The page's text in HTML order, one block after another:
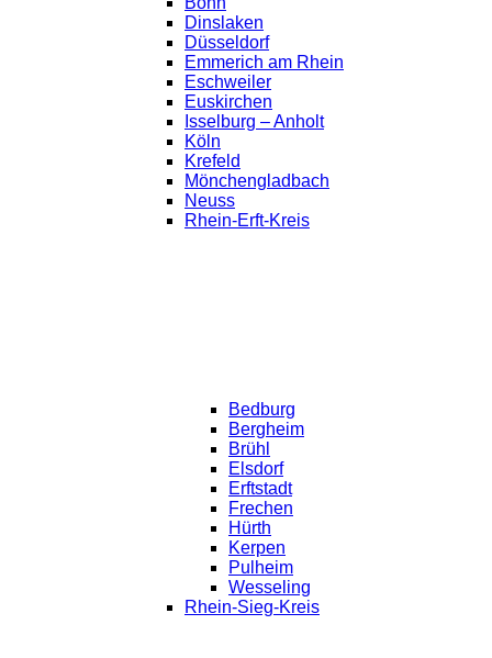
Dinslaken
Düsseldorf
Emmerich am Rhein
Eschweiler
Euskirchen
Isselburg – Anholt
Köln
Krefeld
Mönchengladbach
Neuss
Rhein-Erft-Kreis
Bedburg
Bergheim
Brühl
Elsdorf
Erftstadt
Frechen
Hürth
Kerpen
Pulheim
Wesseling
Rhein-Sieg-Kreis